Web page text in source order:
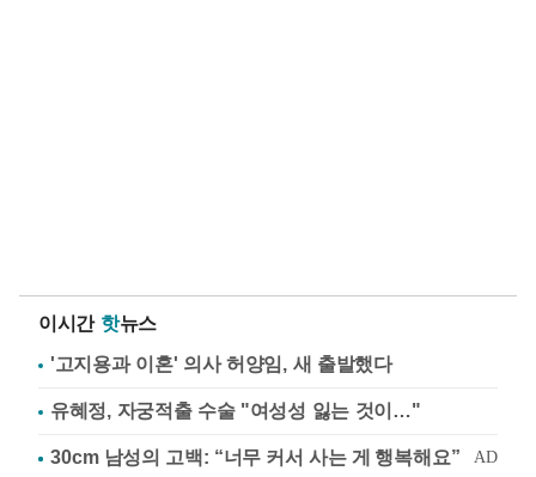
이시간 핫뉴스
'고지용과 이혼' 의사 허양임, 새 출발했다
유혜정, 자궁적출 수술 "여성성 잃는 것이…"